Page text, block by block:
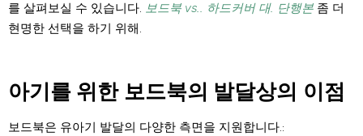
를 살펴보실 수 있습니다. 보드북 vs.. 하드커버 대. 단행본 좀 더
현명한 선택을 하기 위해.
아기를 위한 보드북의 발달상의 이점
보드북은 유아기 발달의 다양한 측면을 지원합니다.: